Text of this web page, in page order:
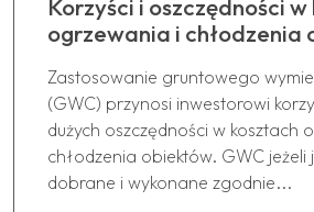
Korzyści i oszczędności
ogrzewania i chłodzenia
Zastosowanie gruntowego
(GWC) przynosi inwestorowi
dużych oszczędności w kosztach
chłodzenia obiektów. GWC
dobrane i wykonane zgodnie...